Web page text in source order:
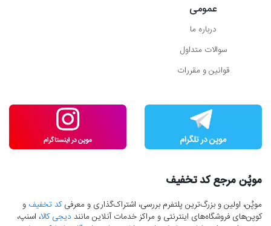
عمومی
درباره ما
سوالات متداول
قوانین و مقررات
موپُن مرجع کد تخفیف
موپُن، اولین و بزرگ‌ترین پلتفرم بررسی، اشتراک‌گذاری و معرفیکد تخفیف و
کوپن‌های فروشگاه‌های اینترنتی و مراکز خدمات آنلاین مانند دیجی کالا، اسنپ،